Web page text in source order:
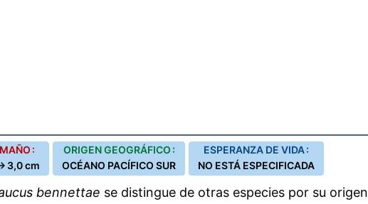
:
3,0 cm
ORIGEN GEOGRÁFICO :
OCÉANO PACÍFICO SUR
ESPERANZA DE VIDA :
NO ESTÁ ESPECIFICADA
bennettae se distingue de otras especies por su origen